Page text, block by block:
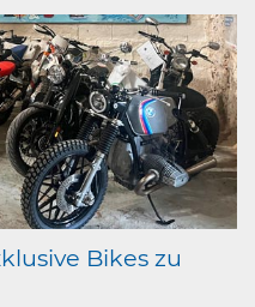
Bikes zu